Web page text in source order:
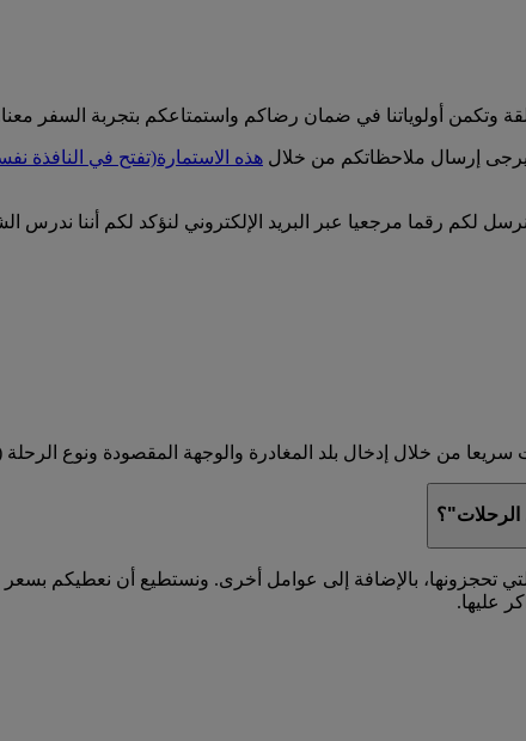
وتكمن أولوياتنا في ضمان رضاكم واستمتاعكم بتجربة السفر
يرجى إرسال ملاحظاتكم من خلال هذه الاستمارة(تفتح في النافذة
لكم رقما مرجعيا عبر البريد الإلكتروني لنؤكد لكم أننا ندرس
من خلال إدخال بلد المغادرة والوجهة المقصودة ونوع
الرحلات"؟
تحجزونها، بالإضافة إلى عوامل أخرى. ونستطيع أن نعطيكم
عليها.